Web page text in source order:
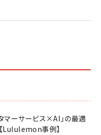
マーサービス×AI」の最適
Lululemon事例】